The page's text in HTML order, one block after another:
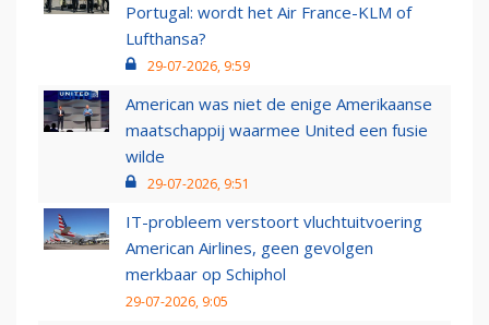
Portugal: wordt het Air France-KLM of
Lufthansa?
29-07-2026, 9:59
American was niet de enige Amerikaanse
maatschappij waarmee United een fusie
wilde
29-07-2026, 9:51
IT-probleem verstoort vluchtuitvoering
American Airlines, geen gevolgen
merkbaar op Schiphol
29-07-2026, 9:05